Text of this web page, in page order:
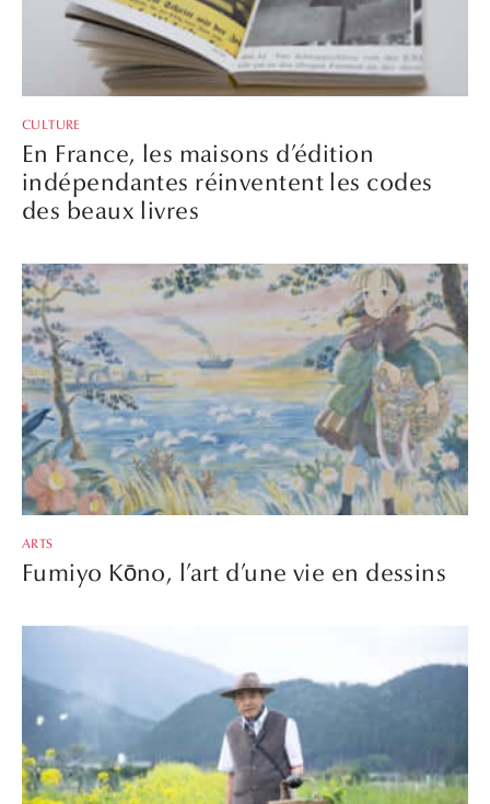
CULTURE
En France, les maisons d’édition
indépendantes réinventent les codes
des beaux livres
ARTS
Fumiyo Kōno, l’art d’une vie en dessins